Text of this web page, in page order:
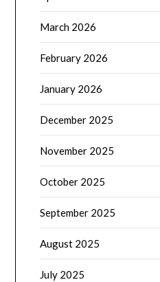
March 2026
February 2026
January 2026
December 2025
November 2025
October 2025
September 2025
August 2025
July 2025